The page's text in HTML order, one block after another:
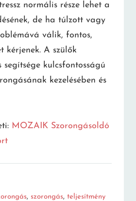
normális része lehet a
de ha túlzott vagy
válik, fontos,
kérjenek. A szülők
kulcsfontosságú
kezelésében és
MOZAIK Szorongásoldó
, szorongás, teljesítmény